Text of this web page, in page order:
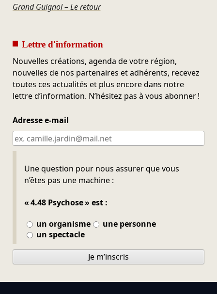
Grand Guignol – Le retour
Lettre d'information
Nouvelles créations, agenda de votre région,
nouvelles de nos partenaires et adhérents, recevez
toutes ces actualités et plus encore dans notre
lettre d’information. N’hésitez pas à vous abonner !
Adresse e-mail
Une question pour nous assurer que vous
n’êtes pas une machine :
« 4.48 Psychose » est :
un organisme
une personne
un spectacle
Ne pas remplir
Je m’inscris